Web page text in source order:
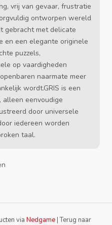
vrij van gevaar, frustratie
ontworpen wereld
gebracht met delicate
en een elegante originele
puzzels,
op vaardigheden
naarmate meer
wordt.GRIS is een
alleen eenvoudige
door universele
iedereen worden
taal.
via Nedgame|Terug naar